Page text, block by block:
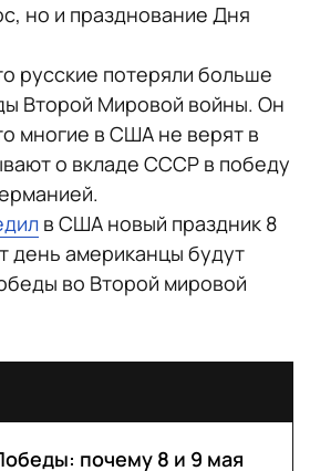
но и празднование Дня
русские потеряли больше
Второй Мировой войны. Он
многие в США не верят в
о вкладе СССР в победу
в США новый праздник 8
день американцы будут
во Второй мировой
почему 8 и 9 мая